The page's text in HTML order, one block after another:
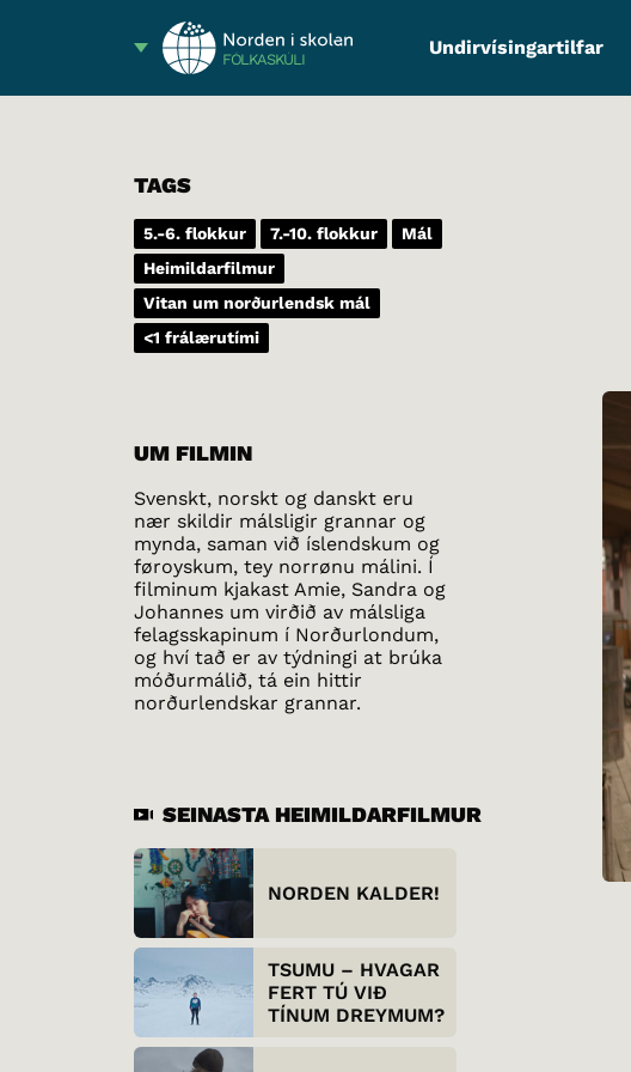
FÓLKASKÚLI
Undirvísingartilfar
TAGS
5.-6. flokkur 7.-10. flokkur
Mál
Heimildarfilmur
Vitan um norðurlendsk mál
<1 frálærutími
UM FILMIN
Svenskt, norskt og danskt eru
nær skildir málsligir grannar og
mynda, saman við íslendskum og
føroyskum, tey norrønu málini. Í
filminum kjakast Amie, Sandra og
Johannes um virðið av málsliga
felagsskapinum í Norðurlondum,
og hví tað er av týdningi at brúka
móðurmálið, tá ein hittir
norðurlendskar grannar.
SEINASTA HEIMILDARFILMUR
NORDEN KALDER!
TSUMU – HVAGAR
FERT TÚ VIÐ
TÍNUM DREYMUM?